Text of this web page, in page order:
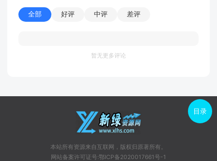
全部 好评 中评 差评
暂无更多评论
本站所有资源来自互联网，版权归原著所有。
网站备案许可证号:鄂ICP备2020017661号-1
目录